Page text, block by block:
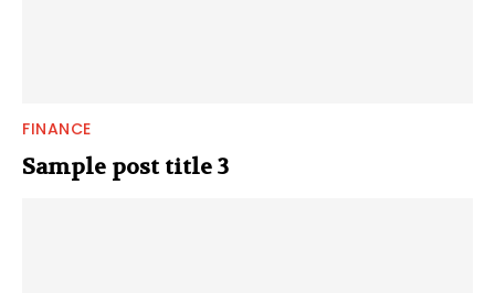
FINANCE
Sample post title 3